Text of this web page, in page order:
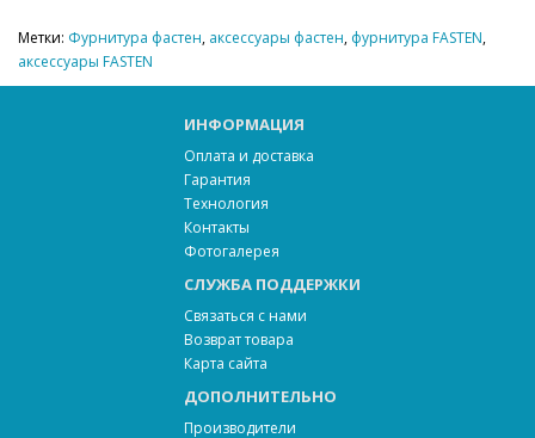
Метки: Фурнитура фастен, аксессуары фастен, фурнитура FASTEN,
аксессуары FASTEN
ИНФОРМАЦИЯ
Оплата и доставка
Гарантия
Технология
Контакты
Фотогалерея
СЛУЖБА ПОДДЕРЖКИ
Связаться с нами
Возврат товара
Карта сайта
ДОПОЛНИТЕЛЬНО
Производители